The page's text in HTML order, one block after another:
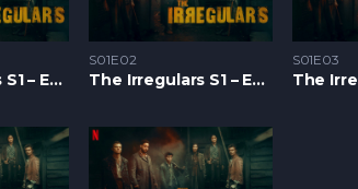
The Irregulars S1 – Epizoda 01
S01E02
The Irregulars S1 – Epizoda 02
S01E03